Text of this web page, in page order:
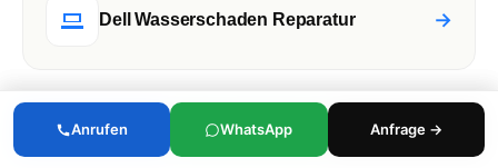
Dell Wasserschaden Reparatur →
Anrufen WhatsApp Anfrage →
Anrufen WhatsApp Anfrage →